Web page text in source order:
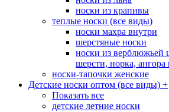
носки из крапивы
теплые носки (все виды)
носки махра внутри
шерстяные носки
носки из верблюжьей
шерсти, норка, ангора
носки-тапочки женские
Детские носки оптом (все виды) +
Показать все
детские летние носки